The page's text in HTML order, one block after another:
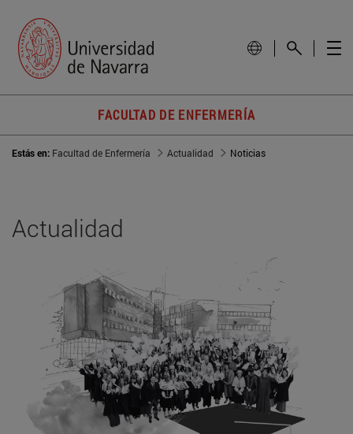
FACULTAD DE ENFERMERÍA
Estás en: Facultad de Enfermería Actualidad Noticias
Actualidad